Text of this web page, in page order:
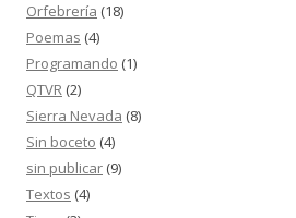
Orfebrería (18)
Poemas (4)
Programando (1)
QTVR (2)
Sierra Nevada (8)
Sin boceto (4)
sin publicar (9)
Textos (4)